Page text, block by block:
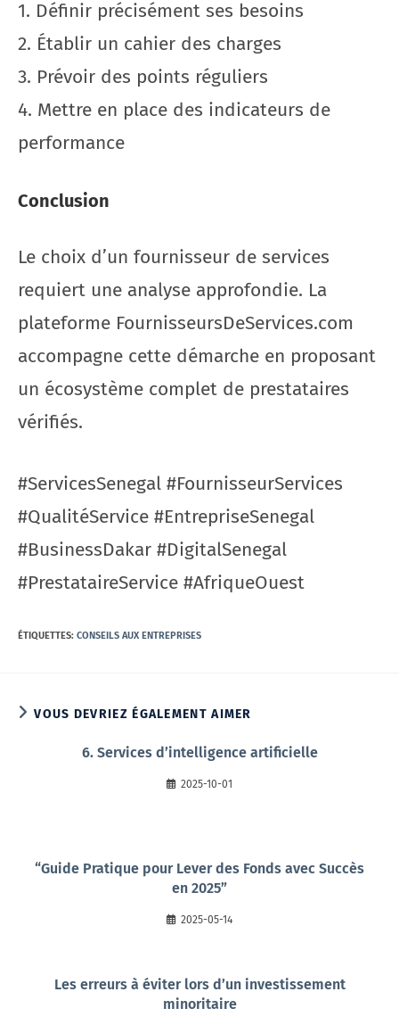
1. Définir précisément ses besoins
2. Établir un cahier des charges
3. Prévoir des points réguliers
4. Mettre en place des indicateurs de
performance
Conclusion
Le choix d’un fournisseur de services
requiert une analyse approfondie. La
plateforme FournisseursDeServices.com
accompagne cette démarche en proposant
un écosystème complet de prestataires
vérifiés.
#ServicesSenegal #FournisseurServices
#QualitéService #EntrepriseSenegal
#BusinessDakar #DigitalSenegal
#PrestataireService #AfriqueOuest
ÉTIQUETTES: CONSEILS AUX ENTREPRISES
VOUS DEVRIEZ ÉGALEMENT AIMER
6. Services d’intelligence artificielle
2025-10-01
“Guide Pratique pour Lever des Fonds avec Succès
en 2025”
2025-05-14
Les erreurs à éviter lors d’un investissement
minoritaire